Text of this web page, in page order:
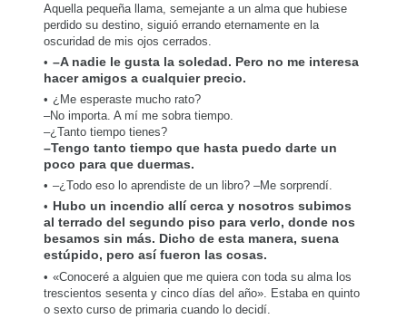
Aquella pequeña llama, semejante a un alma que hubiese
perdido su destino, siguió errando eternamente en la
oscuridad de mis ojos cerrados.
–A nadie le gusta la soledad. Pero no me interesa
hacer amigos a cualquier precio.
¿Me esperaste mucho rato?
–No importa. A mí me sobra tiempo.
–¿Tanto tiempo tienes?
–Tengo tanto tiempo que hasta puedo darte un
poco para que duermas.
–¿Todo eso lo aprendiste de un libro? –Me sorprendí.
Hubo un incendio allí cerca y nosotros subimos
al terrado del segundo piso para verlo, donde nos
besamos sin más. Dicho de esta manera, suena
estúpido, pero así fueron las cosas.
«Conoceré a alguien que me quiera con toda su alma los
trescientos sesenta y cinco días del año». Estaba en quinto
o sexto curso de primaria cuando lo decidí.